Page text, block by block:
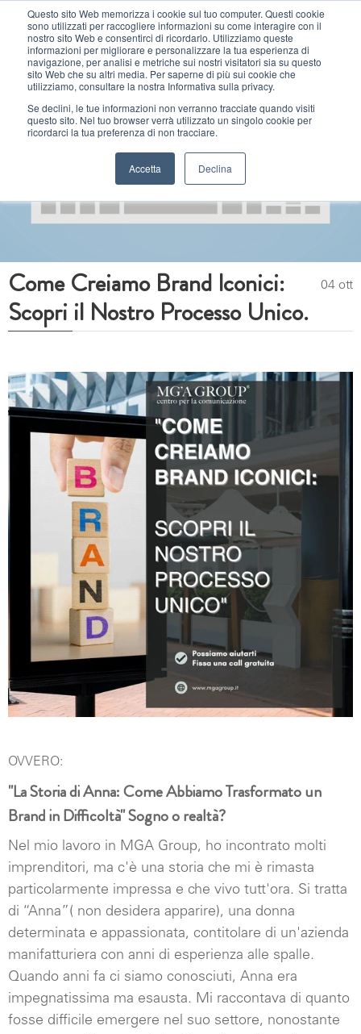
Questo sito Web memorizza i cookie sul tuo computer. Questi cookie
sono utilizzati per raccogliere informazioni su come interagire con il
nostro sito Web e consentirci di ricordarlo. Utilizziamo queste
informazioni per migliorare e personalizzare la tua esperienza di
navigazione, per analisi e metriche sui nostri visitatori sia su questo
sito Web che su altri media. Per saperne di più sui cookie che
utilizziamo, consultare la nostra Informativa sulla privacy.
Se declini, le tue informazioni non verranno tracciate quando visiti
questo sito. Nel tuo browser verrà utilizzato un singolo cookie per
ricordarci la tua preferenza di non tracciare.
Accetta Declina
MENU
04 ott
Come Creiamo Brand Iconici:
Scopri il Nostro Processo Unico.
OVVERO:
"La Storia di Anna: Come Abbiamo Trasformato un
Brand in Difficoltà" Sogno o realtà?
Nel mio lavoro in MGA Group, ho incontrato molti
imprenditori, ma c'è una storia che mi è rimasta
particolarmente impressa e che vivo tutt'ora. Si tratta
di “Anna”( non desidera apparire), una donna
determinata e appassionata, contitolare di un'azienda
manifatturiera con anni di esperienza alle spalle.
Quando anni fa ci siamo conosciuti, Anna era
impegnatissima ma esausta. Mi raccontava di quanto
fosse difficile emergere nel suo settore, nonostante